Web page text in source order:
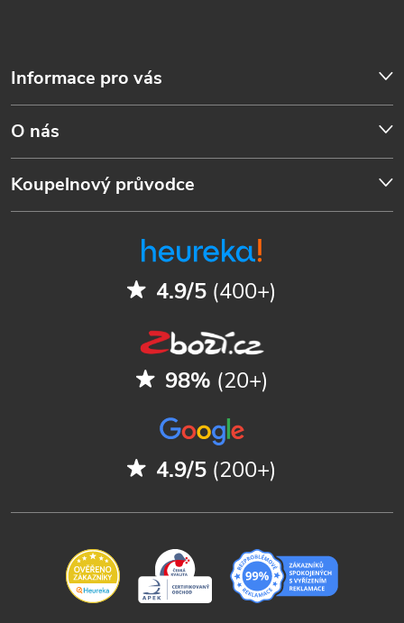
Informace pro vás
O nás
Koupelnový průvodce
4.9/5 (400+)
98% (20+)
4.9/5 (200+)